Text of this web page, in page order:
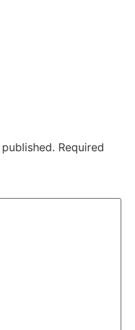
Required